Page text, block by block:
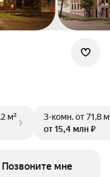
м²
3-комн.от 71,8
от 15,4 млн ₽
Позвоните мне